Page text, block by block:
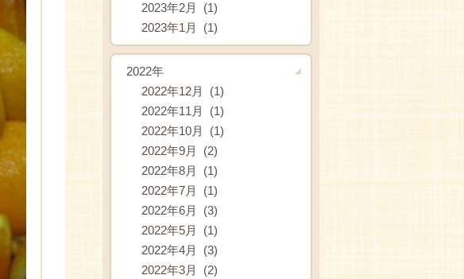
2023年2月 (1)
2023年1月 (1)
2022年
2022年12月 (1)
2022年11月 (1)
2022年10月 (1)
2022年9月 (2)
2022年8月 (1)
2022年7月 (1)
2022年6月 (3)
2022年5月 (1)
2022年4月 (3)
2022年3月 (2)